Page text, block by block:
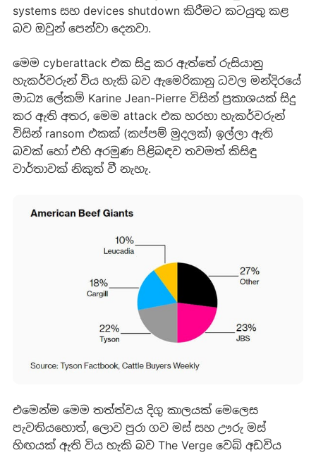
systems සහ devices shutdown කිරීමට කටයුතු කළ
බව ඔවුන් පෙන්වා දෙනවා.
මෙම cyberattack එක සිදු කර ඇත්තේ රුසියානු
හැකර්වරුන් විය හැකි බව ඇමෙරිකානු ධවල මන්දිරයේ
මාධ්‍ය ලේකම් Karine Jean-Pierre විසින් ප්‍රකාශයක් සිදු
කර ඇති අතර, මෙම attack එක හරහා හැකර්වරුන්
විසින් ransom එකක් (කප්පම් මුදලක්) ඉල්ලා ඇති
බවක් හෝ එහි අරමුණ පිළිබඳව තවමත් කිසිඳු
වාර්තාවක් නිකුත් වී නැහැ.
එමෙන්ම මෙම තත්ත්වය දිගු කාලයක් මෙලෙස
පැවතියහොත්, ලොව පුරා ගව මස් සහ ඌරු මස්
හිඟයක් ඇති විය හැකි බව The Verge වෙබ් අඩවිය